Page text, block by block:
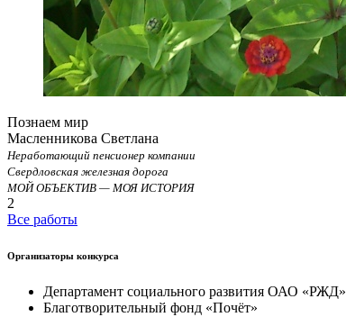
Познаем мир
Масленникова Светлана
Неработающий пенсионер компании
Свердловская железная дорога
МОЙ ОБЪЕКТИВ — МОЯ ИСТОРИЯ
2
Все работы
Организаторы конкурса
Департамент социального развития ОАО «РЖД»
Благотворительный фонд «Почёт»